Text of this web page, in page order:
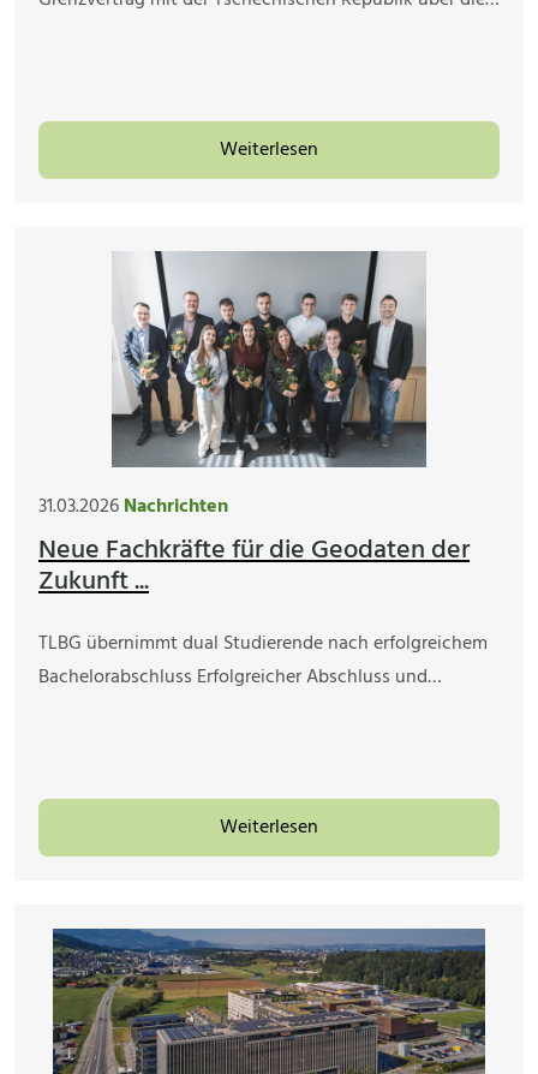
Weiterlesen
31.03.2026Nachrichten
Neue Fachkräfte für die Geodaten der
Zukunft ...
TLBG übernimmt dual Studierende nach erfolgreichem
Bachelorabschluss Erfolgreicher Abschluss und…
Weiterlesen